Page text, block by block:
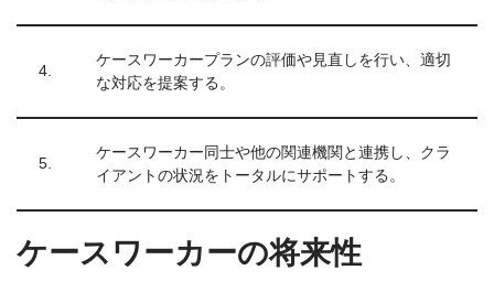
4.
ケースワーカープランの評価や見直しを行い、適切
な対応を提案する。
5.
ケースワーカー同士や他の関連機関と連携し、クラ
イアントの状況をトータルにサポートする。
ケースワーカーの将来性